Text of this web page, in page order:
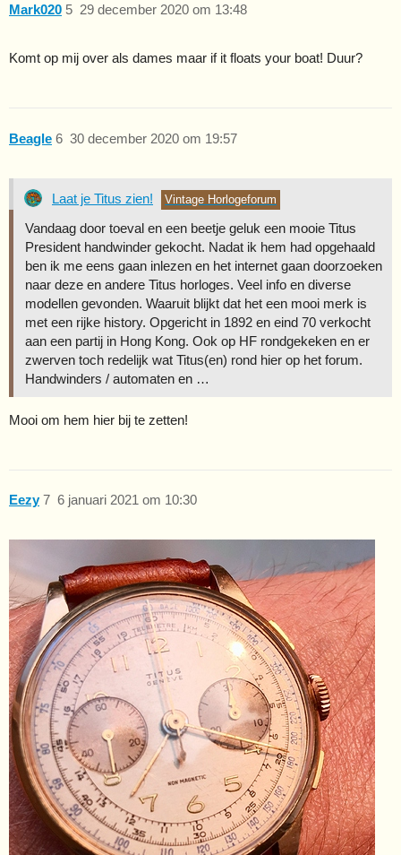
Mark020 29 december 2020 om 13:48
5
Komt op mij over als dames maar if it floats your boat! Duur?
Beagle 30 december 2020 om 19:57
6
Laat je Titus zien! Vintage Horlogeforum
Vandaag door toeval en een beetje geluk een mooie Titus
President handwinder gekocht. Nadat ik hem had opgehaald
ben ik me eens gaan inlezen en het internet gaan doorzoeken
naar deze en andere Titus horloges. Veel info en diverse
modellen gevonden. Waaruit blijkt dat het een mooi merk is
met een rijke history. Opgericht in 1892 en eind 70 verkocht
aan een partij in Hong Kong. Ook op HF rondgekeken en er
zwerven toch redelijk wat Titus(en) rond hier op het forum.
Handwinders / automaten en …
Mooi om hem hier bij te zetten!
Eezy 6 januari 2021 om 10:30
7